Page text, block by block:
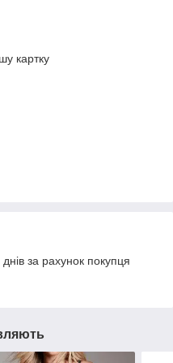
картку
за рахунок покупця